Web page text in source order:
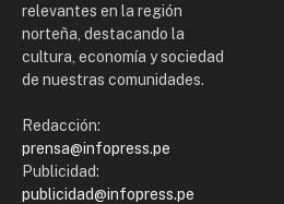
relevantes en la región
norteña, destacando la
cultura, economía y sociedad
de nuestras comunidades.
Redacción:
prensa@infopress.pe
Publicidad:
publicidad@infopress.pe